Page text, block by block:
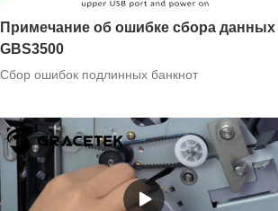
Примечание об ошибке сбора данных
GBS3500
Сбор ошибок подлинных банкнот